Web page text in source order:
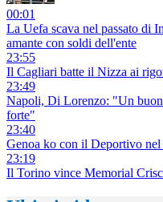
00:01
La Uefa scava nel passato di
amante con soldi dell'ente
23:55
Il Cagliari batte il Nizza ai
23:49
Napoli, Di Lorenzo: "Un buon
forte"
23:40
Genoa ko con il Deportivo
23:19
Il Torino vince Memorial